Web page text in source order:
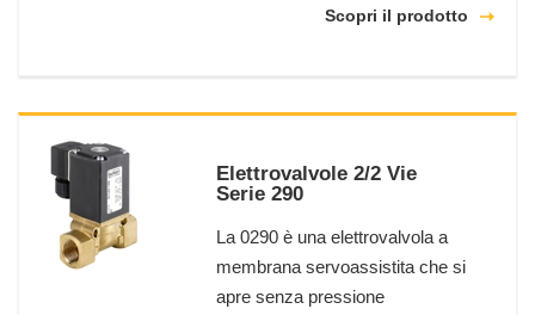
Scopri il prodotto
Elettrovalvole 2/2 Vie
Serie 290
La 0290 è una elettrovalvola a
membrana servoassistita che si
apre senza pressione